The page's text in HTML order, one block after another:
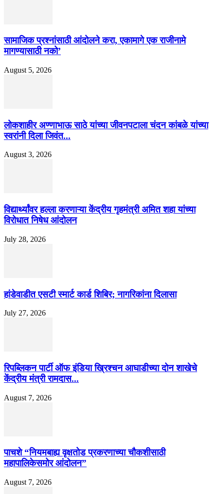
सामाजिक प्रश्नांसाठी आंदोलने करा, एकामागे एक राजीनामे
मागण्यासाठी नको’
August 5, 2026
लोकशाहीर अण्णाभाऊ साठे यांच्या जीवनपटाला चंदन कांबळे यांच्या
स्वरांनी दिला जिवंत...
August 3, 2026
विद्यार्थ्यांवर हल्ला करणाऱ्या केंद्रीय गृहमंत्री अमित शहा यांच्या
विरोधात निषेध आंदोलन
July 28, 2026
हांडेवाडीत एसटी स्मार्ट कार्ड शिबिर; नागरिकांना दिलासा
July 27, 2026
रिपब्लिकन पार्टी ऑफ इंडिया ख्रिश्चन आघाडीच्या दोन शाखेचे
केंद्रीय मंत्री रामदास...
August 7, 2026
पाचशे “नियमबाह्य वृक्षतोड प्रकरणाच्या चौकशीसाठी
महापालिकेसमोर आंदोलन”
August 7, 2026